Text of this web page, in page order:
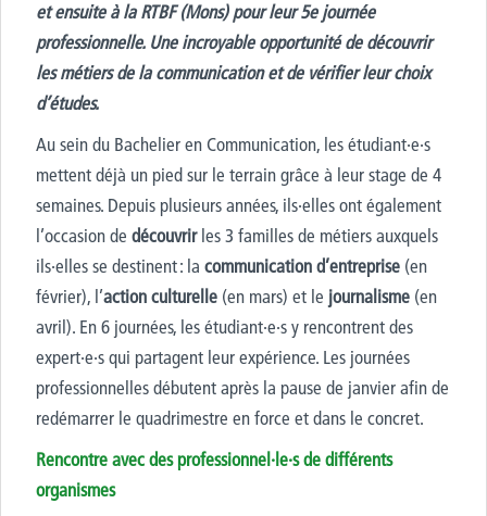
et ensuite à la RTBF (Mons) pour leur 5ejournée
professionnelle. Une incroyable opportunité de découvrir
les métiers de la communication et de vérifier leur choix
d’études.
Au sein du Bachelier en Communication, les étudiant·e·s
mettent déjà un pied sur le terrain grâce à leur stage de 4
semaines. Depuis plusieurs années, ils·elles ont également
l’occasion de découvrirles 3 familles de métiers auxquels
ils·elles se destinent : la communication d’entreprise (en
février), l’action culturelle (en mars) et le journalisme (en
avril). En 6 journées, les étudiant·e·s y rencontrent des
expert·e·s qui partagent leur expérience. Les journées
professionnelles débutent après la pause de janvier afin de
redémarrer le quadrimestre en force et dans le concret.
Rencontre avec des professionnel·le·s de différents
organismes